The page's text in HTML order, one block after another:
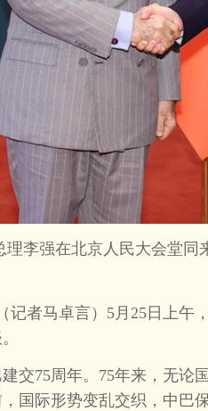
李强在北京人民大会堂
者马卓言）5月25日上午
75周年。75年来，无论
国际形势变乱交织，中巴